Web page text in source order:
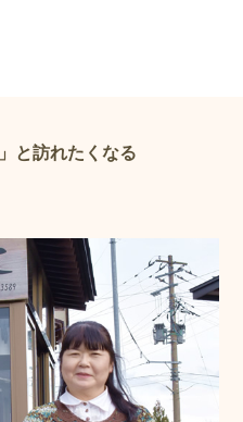
と訪れたくなる